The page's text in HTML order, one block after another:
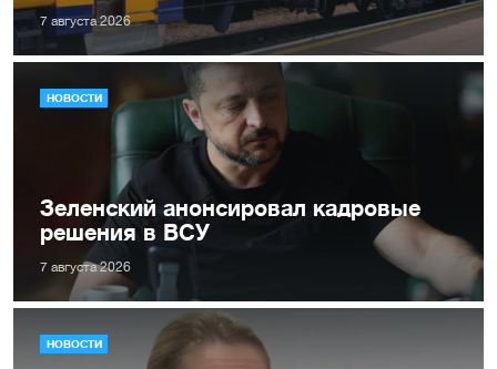
7 августа 2026
НОВОСТИ
Зеленский анонсировал кадровые
решения в ВСУ
7 августа 2026
НОВОСТИ